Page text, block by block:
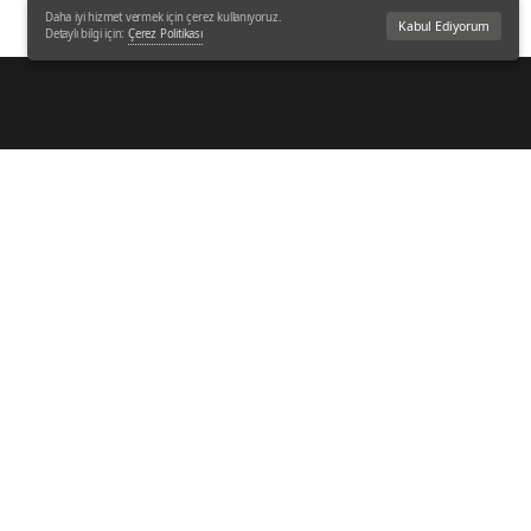
Daha iyi hizmet vermek için çerez kullanıyoruz.
Detaylı bilgi için: Çerez Politikası Kabul Ediyorum